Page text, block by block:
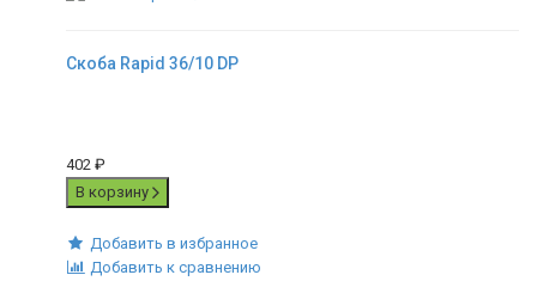
Скоба Rapid 36/10 DP
402 ₽
В корзину
Добавить в избранное
Добавить к сравнению